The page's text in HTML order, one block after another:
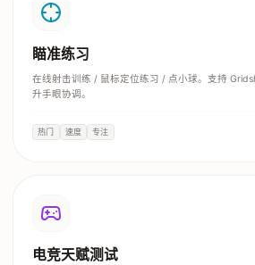
瞄准练习
在线射击训练 / 鼠标定位练习 / 点小球。支持
升手眼协调。
热门 速度 专注
电竞天赋测试